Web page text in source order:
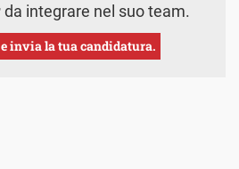
da integrare nel suo team.
invia la tua candidatura.